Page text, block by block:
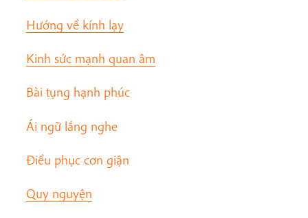
Hướng về kính lạy
Kinh sức mạnh quan âm
Bài tụng hạnh phúc
Ái ngữ lắng nghe
Điều phục cơn giận
Quy nguyện